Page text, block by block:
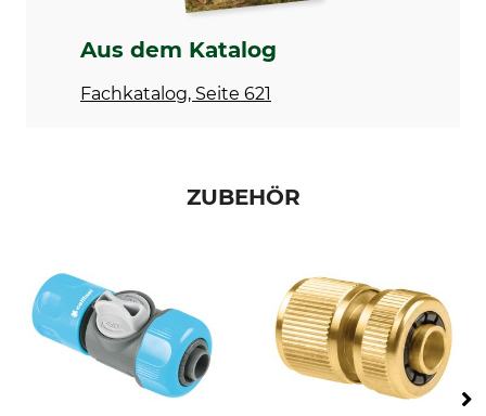
Aus dem Katalog
Fachkatalog, Seite 621
ZUBEHÖR